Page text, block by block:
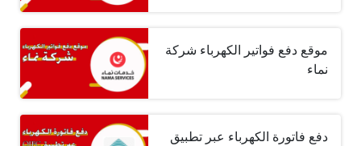
موقع دفع فواتير الكهرباء شركة
نماء
دفع فاتورة الكهرباء عبر تطبيق